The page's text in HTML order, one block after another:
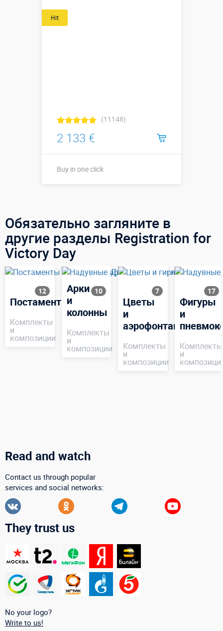
Hit
(11148)
2 133 €
Buy in one click
Обязательно загляните в
другие разделы Registration for
Victory Day
12
Постаменты
Комплекты
и
композиции
10
Арки
и
колонны
Комплекты
и
композиции
7
Цветы
и
аэрофонтаны
Комплекты
и
композиции
17
Фигуры
и
Комплекты
и
Read and watch
Contact us through popular
services and social networks:
They trust us
No your logo?
Write to us!